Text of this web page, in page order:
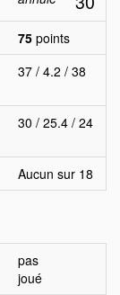
75 points
37 / 4.2 / 38
30 / 25.4 / 24
Aucun sur 18
pas
joué